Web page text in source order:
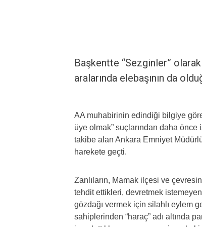
Başkentte “Sezginler”
aralarında elebaşının da
AA muhabirinin edindiği bilgiye
üye olmak” suçlarından daha
takibe alan Ankara Emniyet
harekete geçti.
Zanlıların, Mamak ilçesi ve
tehdit ettikleri, devretmek
gözdağı vermek için silahlı eylem
sahiplerinden “haraç” adı altında